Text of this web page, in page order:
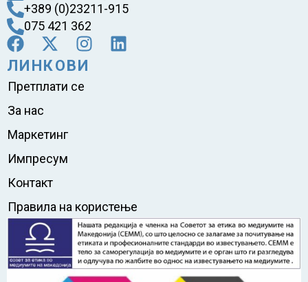
+389 (0)23211-915
075 421 362
ЛИНКОВИ
Претплати се
За нас
Маркетинг
Импресум
Контакт
Правила на користење